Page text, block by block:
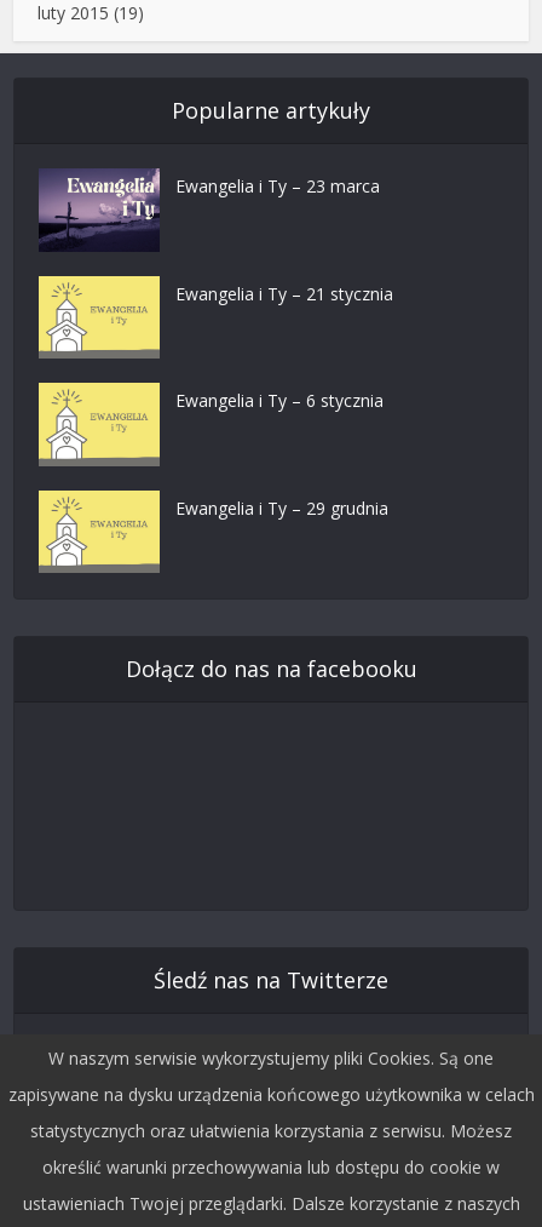
luty 2015 (19)
Popularne artykuły
Ewangelia i Ty – 23 marca
Ewangelia i Ty – 21 stycznia
Ewangelia i Ty – 6 stycznia
Ewangelia i Ty – 29 grudnia
Dołącz do nas na facebooku
Śledź nas na Twitterze
W naszym serwisie wykorzystujemy pliki Cookies. Są one
zapisywane na dysku urządzenia końcowego użytkownika w celach
statystycznych oraz ułatwienia korzystania z serwisu. Możesz
określić warunki przechowywania lub dostępu do cookie w
ustawieniach Twojej przeglądarki. Dalsze korzystanie z naszych